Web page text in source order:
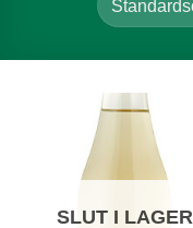
SLUT I LAGER